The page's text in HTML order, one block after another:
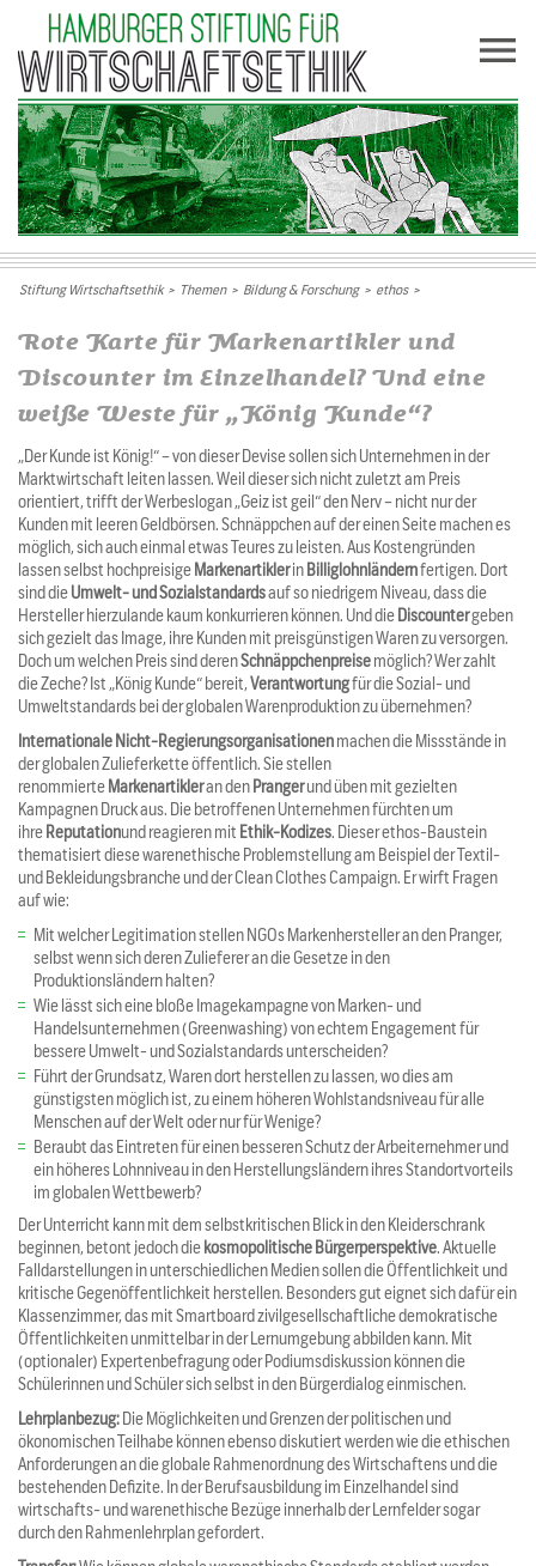
Stiftung Wirtschaftsethik> Themen> Bildung & Forschung> ethos>
Rote Karte für Markenartikler und
Discounter im Einzelhandel? Und eine
weiße Weste für „König Kunde“?
„Der Kunde ist König!“ – von dieser Devise sollen sich Unternehmen in der
Marktwirtschaft leiten lassen. Weil dieser sich nicht zuletzt am Preis
orientiert, trifft der Werbeslogan „Geiz ist geil“ den Nerv – nicht nur der
Kunden mit leeren Geldbörsen. Schnäppchen auf der einen Seite machen es
möglich, sich auch einmal etwas Teures zu leisten. Aus Kostengründen
lassen selbst hochpreisige Markenartiklerin Billiglohnländernfertigen. Dort
sind dieUmwelt- und Sozialstandardsauf so niedrigem Niveau, dass die
Hersteller hierzulande kaum konkurrieren können. Und die Discountergeben
sich gezielt das Image, ihre Kunden mit preisgünstigen Waren zu versorgen.
Doch um welchen Preis sind derenSchnäppchenpreisemöglich? Wer zahlt
die Zeche? Ist „König Kunde“ bereit,Verantwortungfür die Sozial- und
Umweltstandards bei der globalen Warenproduktion zu übernehmen?
Internationale Nicht-Regierungsorganisationenmachen die Missstände in
der globalen Zulieferkette öffentlich. Sie stellen
renommierte Markenartikleran den Prangerund üben mit gezielten
Kampagnen Druck aus. Die betroffenen Unternehmen fürchten um
ihre Reputationund reagieren mit Ethik-Kodizes. Dieser ethos-Baustein
thematisiert diese warenethische Problemstellung am Beispiel der Textil-
und Bekleidungsbranche und der Clean Clothes Campaign. Er wirft Fragen
auf wie:
Mit welcher Legitimation stellen NGOs Markenhersteller an den Pranger,
selbst wenn sich deren Zulieferer an die Gesetze in den
Produktionsländern halten?
Wie lässt sich eine bloße Imagekampagne von Marken- und
Handelsunternehmen (Greenwashing) von echtem Engagement für
bessere Umwelt- und Sozialstandards unterscheiden?
Führt der Grundsatz, Waren dort herstellen zu lassen, wo dies am
günstigsten möglich ist, zu einem höheren Wohlstandsniveau für alle
Menschen auf der Welt oder nur für Wenige?
Beraubt das Eintreten für einen besseren Schutz der Arbeiternehmer und
ein höheres Lohnniveau in den Herstellungsländern ihres Standortvorteils
im globalen Wettbewerb?
Der Unterricht kann mit dem selbstkritischen Blick in den Kleiderschrank
beginnen, betont jedoch die kosmopolitische Bürgerperspektive. Aktuelle
Falldarstellungen in unterschiedlichen Medien sollen die Öffentlichkeit und
kritische Gegenöffentlichkeit herstellen. Besonders gut eignet sich dafür ein
Klassenzimmer, das mit Smartboard zivilgesellschaftliche demokratische
Öffentlichkeiten unmittelbar in der Lernumgebung abbilden kann. Mit
(optionaler) Expertenbefragung oder Podiumsdiskussion können die
Schülerinnen und Schüler sich selbst in den Bürgerdialog einmischen.
Lehrplanbezug: Die Möglichkeiten und Grenzen der politischen und
ökonomischen Teilhabe können ebenso diskutiert werden wie die ethischen
Anforderungen an die globale Rahmenordnung des Wirtschaftens und die
bestehenden Defizite. In der Berufsausbildung im Einzelhandel sind
wirtschafts- und warenethische Bezüge innerhalb der Lernfelder sogar
durch den Rahmenlehrplan gefordert.